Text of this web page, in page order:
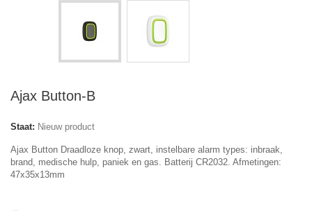
Ajax Button-B
Staat: Nieuw product
Ajax Button Draadloze knop, zwart, instelbare alarm types: inbraak,
brand, medische hulp, paniek en gas. Batterij CR2032. Afmetingen:
47x35x13mm